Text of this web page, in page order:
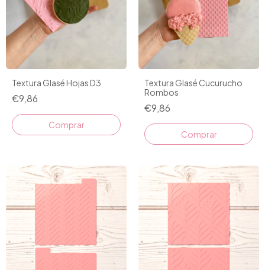
Textura Glasé Hojas D3
€9,86
Textura Glasé Cucurucho
Rombos
€9,86